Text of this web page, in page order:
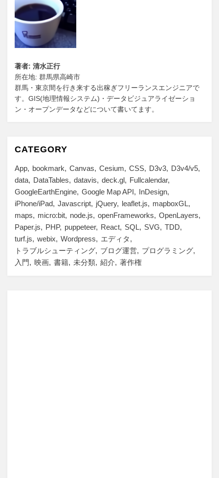
著者: 清水正行
所在地: 群馬県高崎市
群馬・東京間を行き来する出稼ぎフリーランスエンジニアで
す。GIS(地理情報システム)・データビジュアライゼーショ
ン・オープンデータなどについて書いてます。
CATEGORY
App bookmark Canvas Cesium CSS D3v3
D3v4/v5
data
DataTables datavis deck.gl
Fullcalendar
GoogleEarthEngine Google Map API
InDesign
iPhone/iPad Javascript jQuery leaflet.js
mapboxGL
maps
micro:bit node.js openFrameworks
OpenLayers
Paper.js
PHP puppeteer React SQL SVG
TDD
turf.js
webix Wordpress
エディタ
トラブルシューティング
ブログ運営
プログラミング
入門
映画 書籍 未分類 紹介 著作権